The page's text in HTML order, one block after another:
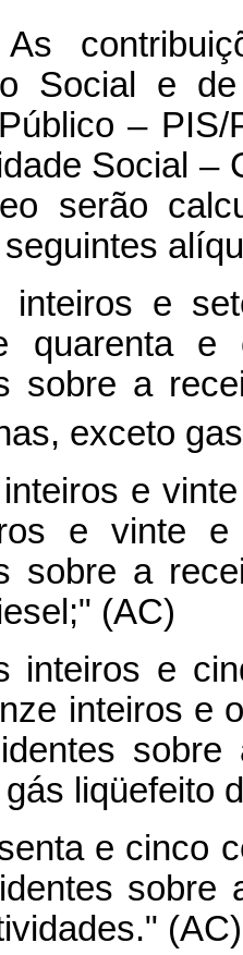
As
Social e
–
Social –
serão
e
quarenta e
sobre a
exceto
e
e vinte e
sobre a
(AC)
inteiros e
inteiros e
liqüefeito
e cinco
sobre
(AC)